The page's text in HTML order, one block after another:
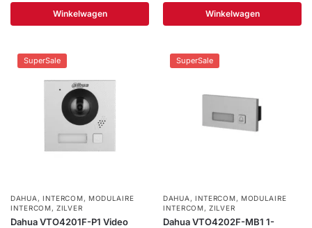
Winkelwagen Winkelwagen
SuperSale
DAHUA , INTERCOM, MODULAIRE
INTERCOM,ZILVER
Dahua VTO4201F-P1 Video
SuperSale
DAHUA , INTERCOM, MODULAIRE
INTERCOM,ZILVER
Dahua VTO4202F-MB1 1-